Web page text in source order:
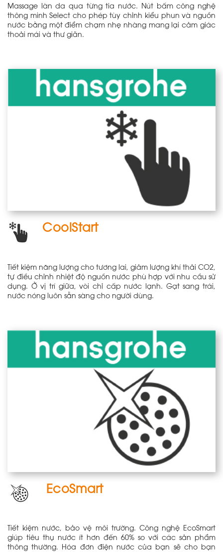
Massage làn da qua từng tia nước. Nút bấm công nghệ
thông minh Select cho phép tùy chỉnh kiểu phun và nguồn
nước bằng một điểm chạm nhẹ nhàng mang lại cảm giác
thoải mái và thư giãn.
CoolStart
Tiết kiệm năng lượng cho tương lai, giảm lượng khí thải CO2,
tự điều chỉnh nhiệt độ nguồn nước phù hợp với nhu cầu sử
dụng. Ở vị trí giữa, vòi chỉ cấp nước lạnh. Gạt sang trái,
nước nóng luôn sẵn sàng cho người dùng.
EcoSmart
Tiết kiệm nước, bảo vệ môi trường. Công nghệ EcoSmart
giúp tiêu thụ nước ít hơn đến 60% so với các sản phẩm
thông thường. Hóa đơn điện nước của bạn sẽ cho bạn